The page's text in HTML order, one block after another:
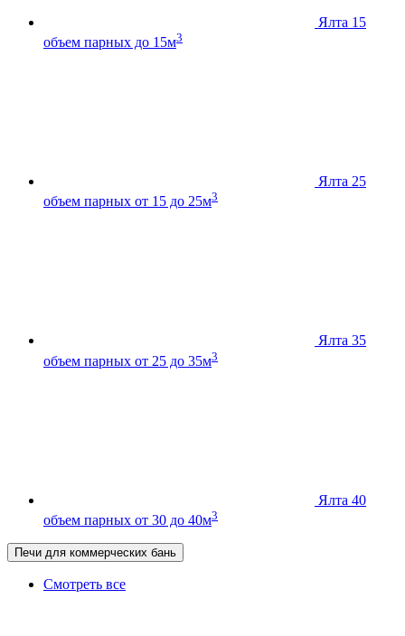
Ялта 15
объем парных до 15м3
Ялта 25
объем парных от 15 до 25м3
Ялта 35
объем парных от 25 до 35м3
Ялта 40
объем парных от 30 до 40м3
Печи для коммерческих бань
Смотреть все